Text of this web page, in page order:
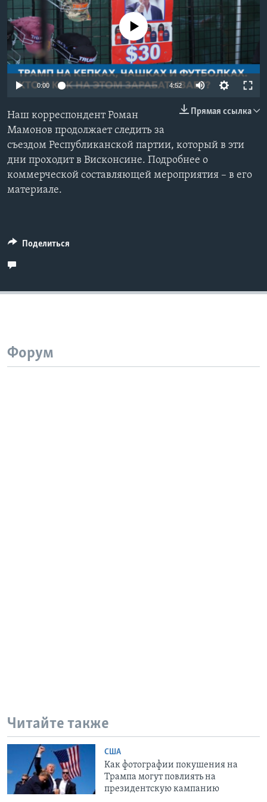
Learning English
СОЦИАЛЬНЫЕ СЕТИ
No media source currently available
0:00 4:52
Прямая ссылка
Наш корреспондент Роман
Мамонов продолжает следить за
съездом Республиканской партии, который в эти
дни проходит в Висконсине. Подробнее о
коммерческой составляющей мероприятия – в его
материале.
Поделиться
Форум
Читайте также
США
Как фотографии покушения на
Трампа могут повлиять на
президентскую кампанию